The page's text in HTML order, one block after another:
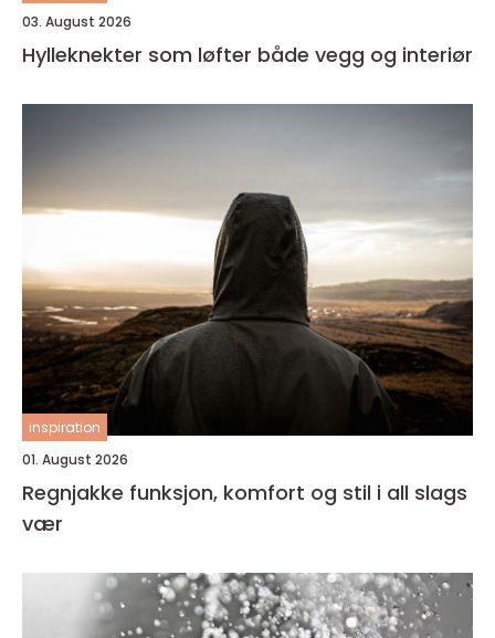
03. August 2026
Hylleknekter som løfter både vegg og interiør
inspiration
01. August 2026
Regnjakke funksjon, komfort og stil i all slags
vær